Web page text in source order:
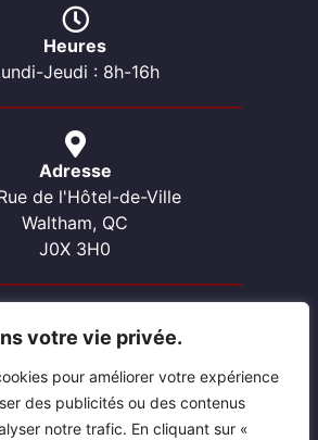
votre vie privée.
pour améliorer votre expérience
des publicités ou des contenus
notre trafic. En cliquant sur «
Heures
Jeudi : 8h-16h
Adresse
de l'Hôtel-de-Ville
Waltham, QC
J0X 3H0
Contactez-nous
819-689-2057